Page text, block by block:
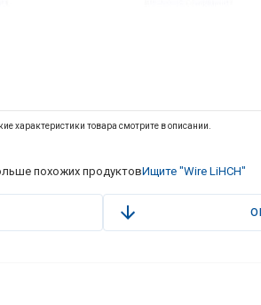
характеристики товара смотрите в описании.
похожих продуктовИщите "Wire LiHCH"